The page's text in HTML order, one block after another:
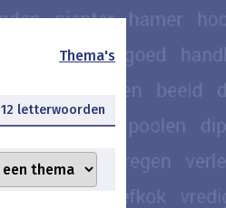
Thema's
12 letterwoorden